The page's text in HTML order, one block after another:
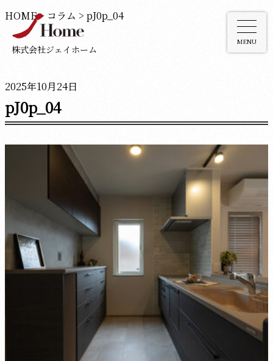
株式会社ジェイホーム
MENU
HOME> コラム > pJ0p_04
2025年10月24日
pJ0p_04